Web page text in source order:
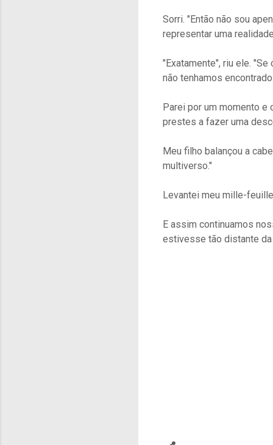
Sorri. "Então não sou
representar uma
"Exatamente", riu ele.
não tenhamos
Parei por um momento e
prestes a fazer uma
Meu filho balançou a
multiverso."
Levantei meu mille-
E assim continuamos
estivesse tão distante